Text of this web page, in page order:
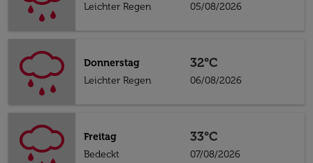
Leichter Regen
05/08/2026
Donnerstag
Leichter Regen
32°C
06/08/2026
Freitag
Bedeckt
33°C
07/08/2026